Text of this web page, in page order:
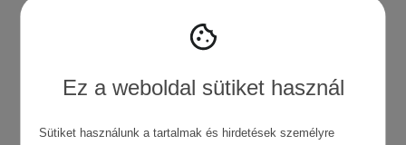
Ez a weboldal sütiket használ
Sütiket használunk a tartalmak és hirdetések személyre
A legfrissebb cikkek